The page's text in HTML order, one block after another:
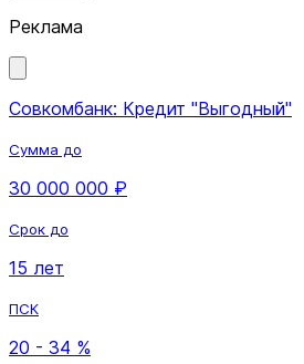
Реклама
Совкомбанк: Кредит "Выгодный"
Сумма до
30 000 000 ₽
Срок до
15 лет
ПСК
20 - 34 %